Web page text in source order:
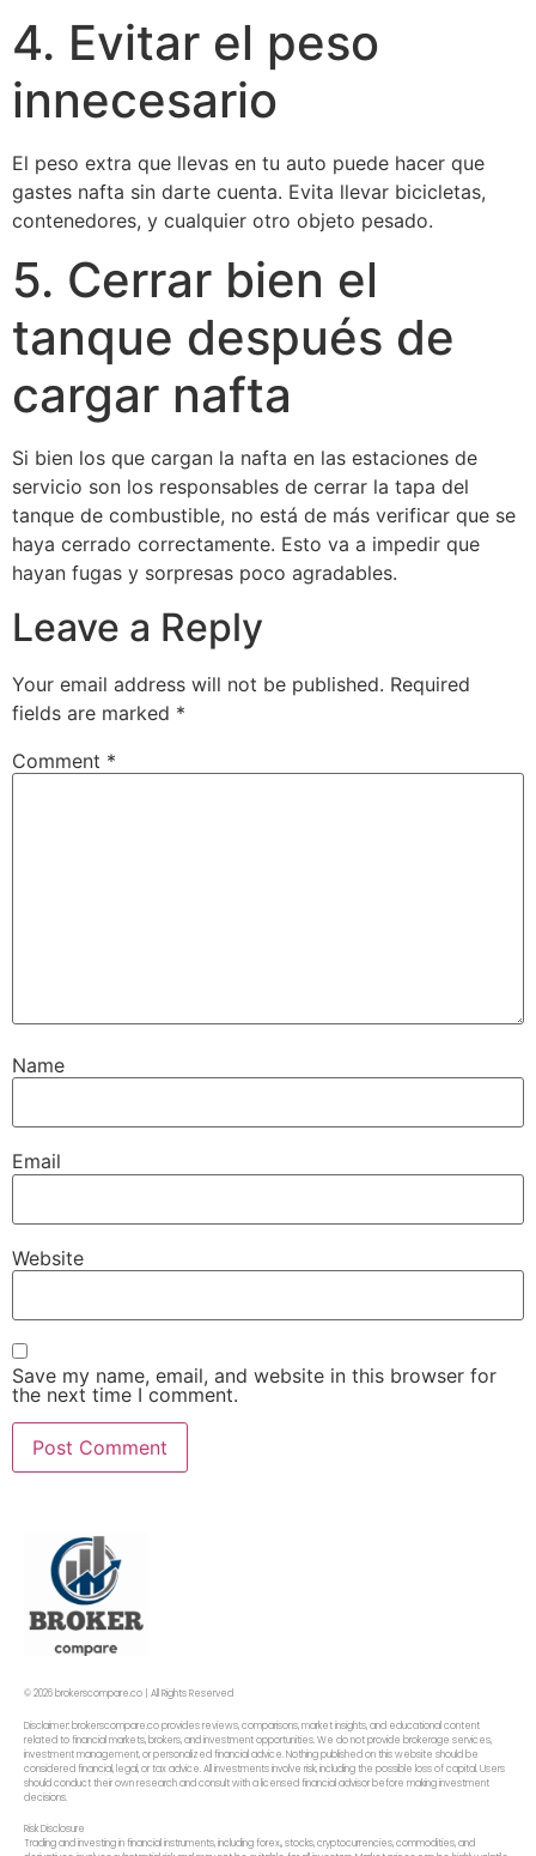
4. Evitar el peso
innecesario
El peso extra que llevas en tu auto puede hacer que
gastes nafta sin darte cuenta. Evita llevar bicicletas,
contenedores, y cualquier otro objeto pesado.
5. Cerrar bien el
tanque después de
cargar nafta
Si bien los que cargan la nafta en las estaciones de
servicio son los responsables de cerrar la tapa del
tanque de combustible, no está de más verificar que se
haya cerrado correctamente. Esto va a impedir que
hayan fugas y sorpresas poco agradables.
Leave a Reply
Your email address will not be published. Required
fields are marked *
Comment *
Name
Email
Website
Save my name, email, and website in this browser for
the next time I comment.
© 2026 brokerscompare.co | All Rights Reserved
Disclaimer: brokerscompare.co provides reviews, comparisons, market insights, and educational content
related to financial markets, brokers, and investment opportunities. We do not provide brokerage services,
investment management, or personalized financial advice. Nothing published on this website should be
considered financial, legal, or tax advice. All investments involve risk, including the possible loss of capital. Users
should conduct their own research and consult with a licensed financial advisor before making investment
decisions.
Risk Disclosure
Trading and investing in financial instruments, including forex,, stocks, cryptocurrencies, commodities, and